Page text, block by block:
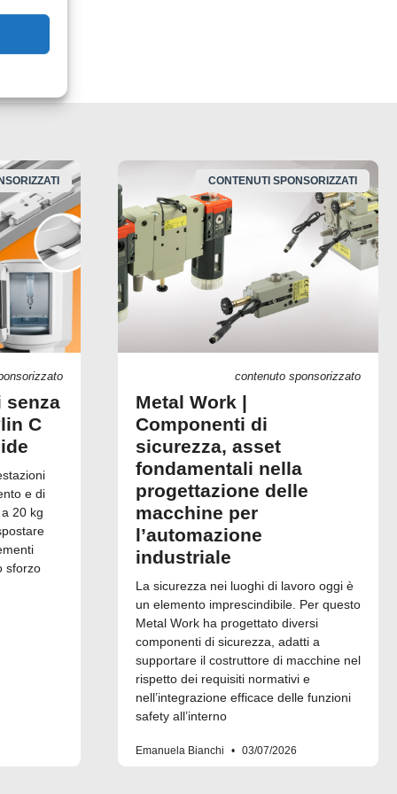
senza
C
e di
20 kg
sforzo
CONTENUTI SPONSORIZZATI
contenuto sponsorizzato
Metal Work |
Componenti di
sicurezza, asset
fondamentali nella
progettazione delle
macchine per
l’automazione
industriale
La sicurezza nei luoghi di lavoro oggi è
un elemento imprescindibile. Per questo
Metal Work ha progettato diversi
componenti di sicurezza, adatti a
supportare il costruttore di macchine nel
rispetto dei requisiti normativi e
nell’integrazione efficace delle funzioni
safety all’interno
Emanuela Bianchi 03/07/2026